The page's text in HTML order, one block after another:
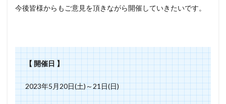
今後皆様からもご意見を頂きながら開催していきたいです。
【 開催日 】
2023年5月20日(土)～21日(日)